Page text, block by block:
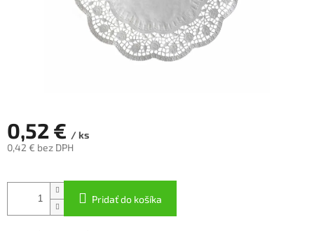
0,52 € / ks
0,42 € bez DPH
cena:
Pridať do košíka